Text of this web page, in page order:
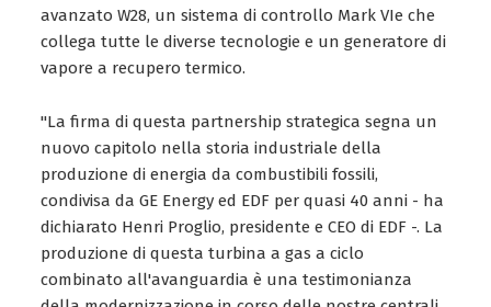
avanzato W28, un sistema di controllo Mark VIe che
collega tutte le diverse tecnologie e un generatore di
vapore a recupero termico.
"La firma di questa partnership strategica segna un
nuovo capitolo nella storia industriale della
produzione di energia da combustibili fossili,
condivisa da GE Energy ed EDF per quasi 40 anni - ha
dichiarato Henri Proglio, presidente e CEO di EDF -. La
produzione di questa turbina a gas a ciclo
combinato all'avanguardia è una testimonianza